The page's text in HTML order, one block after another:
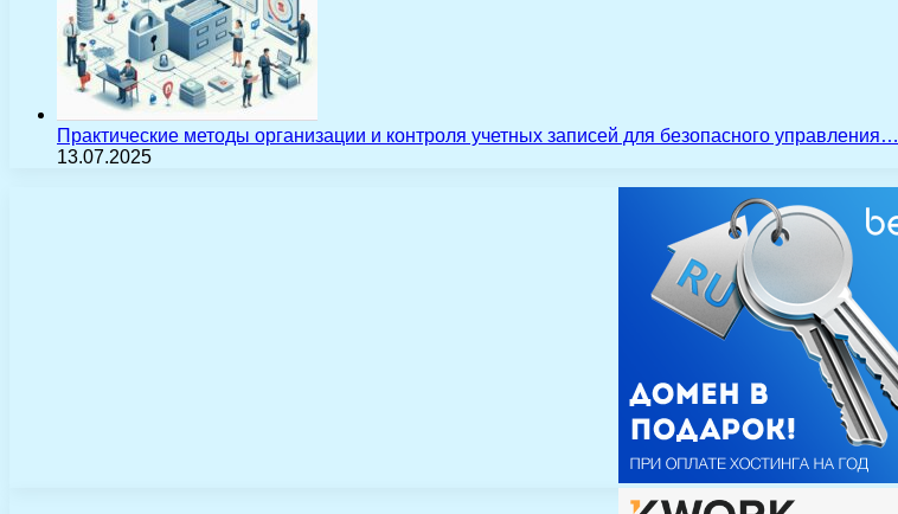
Практические методы организации и контроля учетных записей для безопасного управления…
13.07.2025